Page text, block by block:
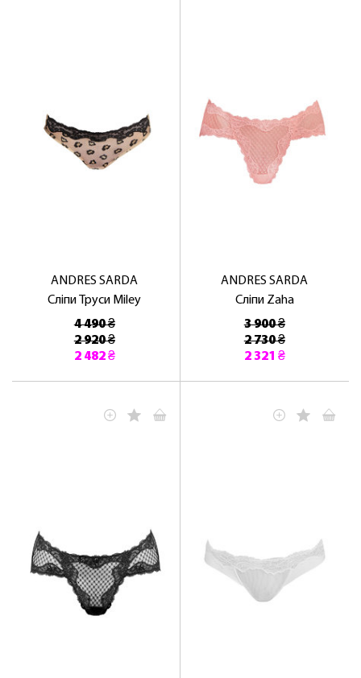
ANDRES SARDA
Сліпи Труси Miley
4 490 ₴
2 920 ₴
2 482 ₴
ANDRES SARDA
Сліпи Zaha
3 900 ₴
2 730 ₴
2 321 ₴